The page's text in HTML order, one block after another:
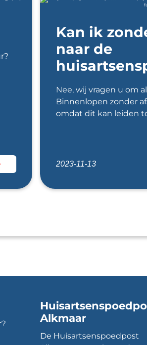
Afspraken/ wachttijden
Kan ik
naar de
Nee, wij vragen u om
Binnenlopen zonder
omdat dit kan leiden
2023-11-13
Alkmaar
De Huisartsenspoedpost